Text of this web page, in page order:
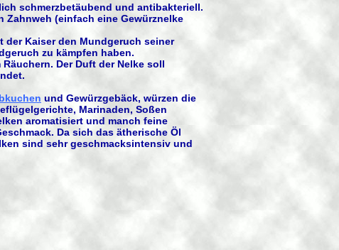
schmerzbetäubend und antibakteriell.
(einfach eine Gewürznelke
der Kaiser den Mundgeruch seiner
zu kämpfen haben.
Der Duft der Nelke soll
und Gewürzgebäck, würzen die
Marinaden, Soßen
aromatisiert und manch feine
Da sich das ätherische Öl
sind sehr geschmacksintensiv und